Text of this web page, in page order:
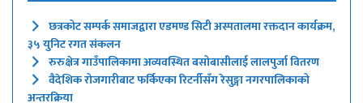
छत्रकोट सम्पर्क समाजद्वारा एडमण्ड सिटी अस्पतालमा रक्तदान कार्यक्रम,
३५ युनिट रगत संकलन
रुरुक्षेत्र गाउँपालिकामा अव्यवस्थित बसोबासीलाई लालपुर्जा वितरण
वैदेशिक रोजगारीबाट फर्किएका रिटर्नीसँग रेसुङ्गा नगरपालिकाको
अन्तरक्रिया